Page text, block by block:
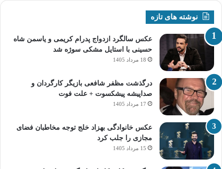
نوشته های تازه
عکس سالگرد ازدواج پدرام کریمی و یاسمن شاه‌
حسینی با استایل مشکی سوژه شد
18 مرداد 1405
درگذشت مظفر شافعی بازیگر کارگردان و
صداپیشه پیشکسوت + علت فوت
17 مرداد 1405
عکس خانوادگی بهزاد خلج توجه مخاطبان فضای
مجازی را جلب کرد
15 مرداد 1405